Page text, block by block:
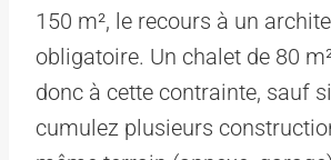
150 m², le recours à un
obligatoire. Un chalet de 80
donc à cette contrainte, sauf
cumulez plusieurs